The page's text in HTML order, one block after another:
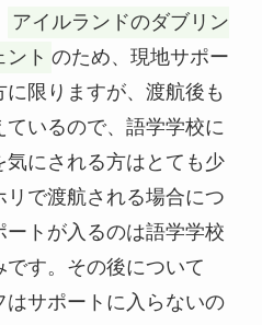
アイルランドのダブリン
ト のため、現地サポー
に限りますが、渡航後も
いるので、語学学校に
気にされる方はとても少
で渡航される場合につ
トが入るのは語学学校
す。その後について
サポートに入らないの